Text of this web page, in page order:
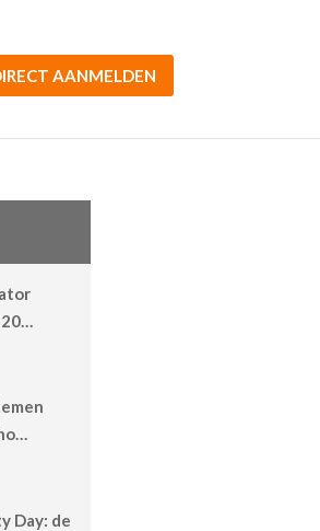
AANMELDEN
Day: de